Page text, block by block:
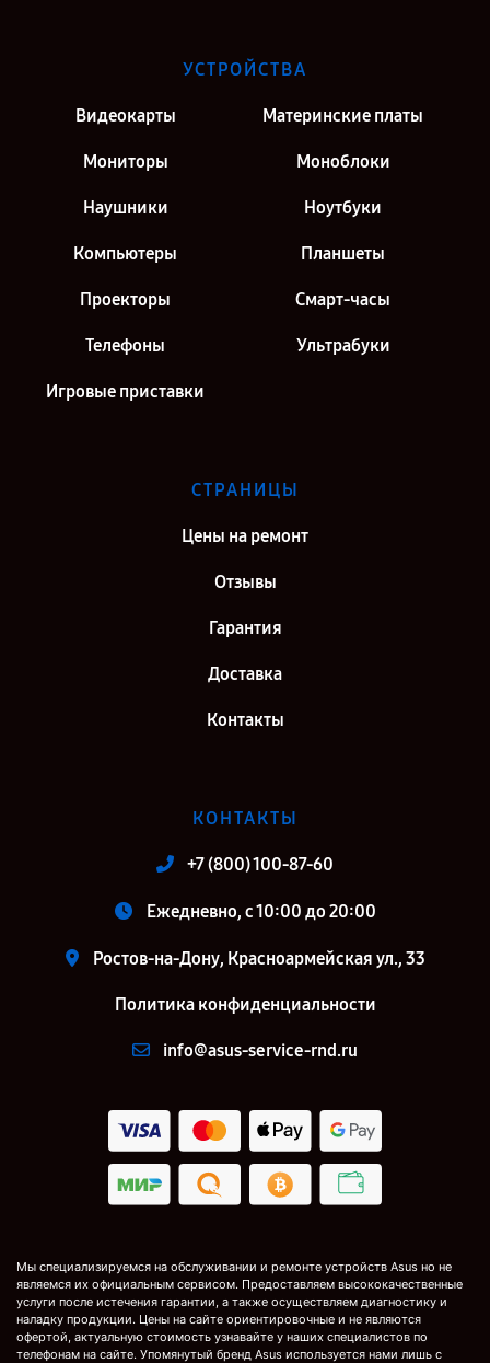
УСТРОЙСТВА
Видеокарты Материнские платы
Мониторы Моноблоки
Наушники Ноутбуки
Компьютеры Планшеты
Проекторы Смарт-часы
Телефоны Ультрабуки
Игровые приставки
СТРАНИЦЫ
Цены на ремонт
Отзывы
Гарантия
Доставка
Контакты
КОНТАКТЫ
+7 (800) 100-87-60
Ежедневно, с 10:00 до 20:00
Ростов-на-Дону, Красноармейская ул., 33
Политика конфиденциальности
info@asus-service-rnd.ru
Мы специализируемся на обслуживании и ремонте устройств Asus но не
являемся их официальным сервисом. Предоставляем высококачественные
услуги после истечения гарантии, а также осуществляем диагностику и
наладку продукции. Цены на сайте ориентировочные и не являются
офертой, актуальную стоимость узнавайте у наших специалистов по
телефонам на сайте. Упомянутый бренд Asus используется нами лишь с